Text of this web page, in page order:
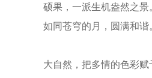
硕果，一派生机盎然之景
如同苍穹的月，圆满和
大自然，把多情的色彩